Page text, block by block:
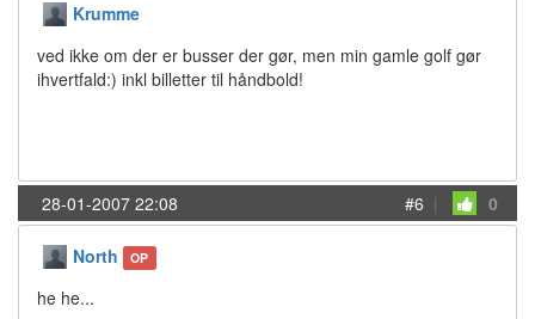
Krumme
ved ikke om der er busser der gør, men min gamle golf gør
ihvertfald:) inkl billetter til håndbold!
28-01-2007 22:08 #6 | 0
North OP
he he...